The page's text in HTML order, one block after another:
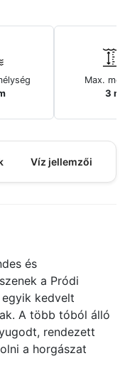
Max.
3 m
Víz jellemzői
és
a Pródi
kedvelt
A több tóból álló
rendezett
a horgászat